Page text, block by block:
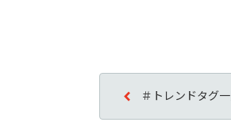
＃トレンドタグ